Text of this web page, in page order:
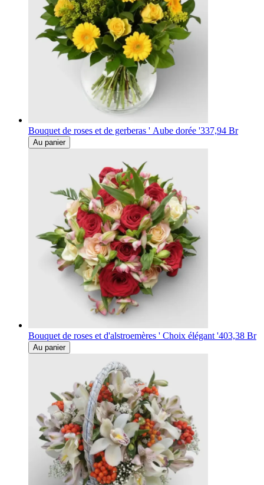
Bouquet de roses et de gerberas ' Aube dorée '337,94 Br
Au panier
Bouquet de roses et d'alstroemères ' Choix élégant '403,38 Br
Au panier